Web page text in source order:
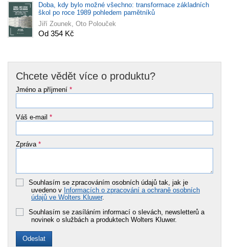
Doba, kdy bylo možné všechno: transformace základních
škol po roce 1989 pohledem pamětníků
Jiří Zounek, Oto Polouček
Od 354 Kč
Chcete vědět více o produktu?
Jméno a příjmení *
Váš e-mail *
Zpráva *
Souhlasím se zpracováním osobních údajů tak, jak je
uvedeno v Informacích o zpracování a ochraně osobních
údajů ve Wolters Kluwer.
Souhlasím se zasíláním informací o slevách, newsletterů a
novinek o službách a produktech Wolters Kluwer.